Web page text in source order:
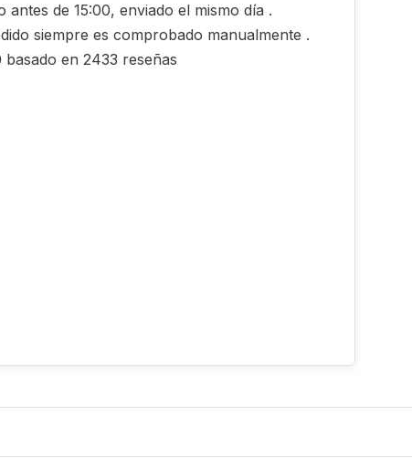
antes de 15:00, enviado el mismo día .
siempre es comprobado manualmente .
basado en 2433 reseñas